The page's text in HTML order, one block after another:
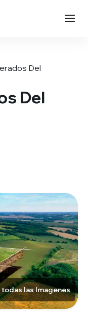
Del
Del
todas las Imagenes